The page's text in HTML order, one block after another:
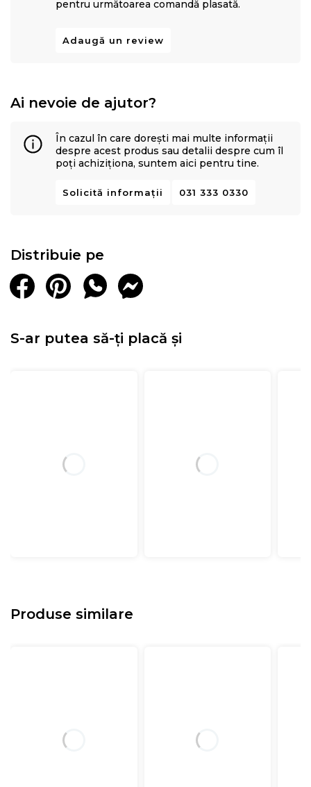
pentru următoarea comandă plasată.
Adaugă un review
Ai nevoie de ajutor?
În cazul în care dorești mai multe informații
despre acest produs sau detalii despre cum îl
poți achiziționa, suntem aici pentru tine.
Solicită informații 031 333 0330
Distribuie pe
S-ar putea să-ți placă și
Produse similare